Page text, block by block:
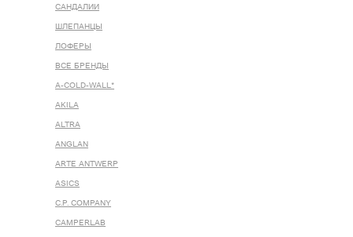
САНДАЛИИ
ШЛЕПАНЦЫ
ЛОФЕРЫ
ВСЕ БРЕНДЫ
A-COLD-WALL*
AKILA
ALTRA
ANGLAN
ARTE ANTWERP
ASICS
C.P. COMPANY
CAMPERLAB